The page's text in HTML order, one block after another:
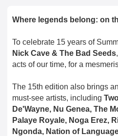
Where legends belong: on
To celebrate 15 years of
Nick Cave & The Bad Seeds
acts of our time, for a
The 15th edition also brings
must-see artists, including
De'Wayne, Nu Genea, The
Palaye Royale, Noga Erez,
Ngonda, Nation of